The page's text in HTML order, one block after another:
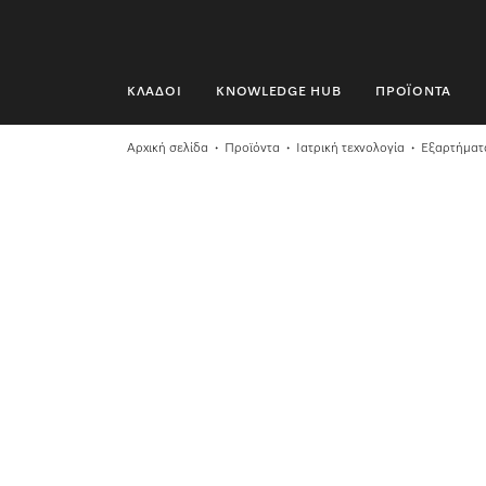
ΚΛΆΔΟΙ KNOWLEDGE HUB ΠΡΟΪΌΝΤΑ
ΚΛΆΔΟΙ
Αρχική σελίδα Προϊόντα Ιατρική τεχνολογία